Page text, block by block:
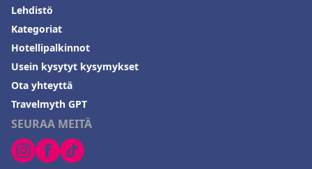
SEURAA MEITÄ
Lehdistö
Kategoriat
Hotellipalkinnot
Usein kysytyt kysymykset
Ota yhteyttä
Travelmyth GPT